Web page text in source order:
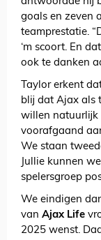
goals en zeven
teamprestatie.
‘m scoort. En
ook te danken
Taylor erkent
blij dat Ajax als
willen natuurlijk
voorafgaand
We staan
Jullie kunnen
spelersgroep
We eindigen
van Ajax Life
2025 wenst.